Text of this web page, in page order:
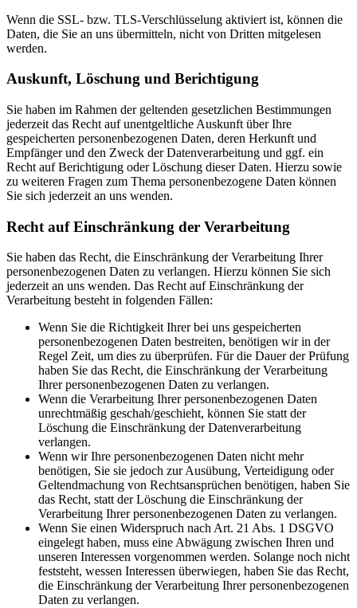
Wenn die SSL- bzw. TLS-Verschlüsselung aktiviert ist, können die
Daten, die Sie an uns übermitteln, nicht von Dritten mitgelesen
werden.
Auskunft, Löschung und Berichtigung
Sie haben im Rahmen der geltenden gesetzlichen Bestimmungen
jederzeit das Recht auf unentgeltliche Auskunft über Ihre
gespeicherten personenbezogenen Daten, deren Herkunft und
Empfänger und den Zweck der Datenverarbeitung und ggf. ein
Recht auf Berichtigung oder Löschung dieser Daten. Hierzu sowie
zu weiteren Fragen zum Thema personenbezogene Daten können
Sie sich jederzeit an uns wenden.
Recht auf Einschränkung der Verarbeitung
Sie haben das Recht, die Einschränkung der Verarbeitung Ihrer
personenbezogenen Daten zu verlangen. Hierzu können Sie sich
jederzeit an uns wenden. Das Recht auf Einschränkung der
Verarbeitung besteht in folgenden Fällen:
Wenn Sie die Richtigkeit Ihrer bei uns gespeicherten
personenbezogenen Daten bestreiten, benötigen wir in der
Regel Zeit, um dies zu überprüfen. Für die Dauer der Prüfung
haben Sie das Recht, die Einschränkung der Verarbeitung
Ihrer personenbezogenen Daten zu verlangen.
Wenn die Verarbeitung Ihrer personenbezogenen Daten
unrechtmäßig geschah/geschieht, können Sie statt der
Löschung die Einschränkung der Datenverarbeitung
verlangen.
Wenn wir Ihre personenbezogenen Daten nicht mehr
benötigen, Sie sie jedoch zur Ausübung, Verteidigung oder
Geltendmachung von Rechtsansprüchen benötigen, haben Sie
das Recht, statt der Löschung die Einschränkung der
Verarbeitung Ihrer personenbezogenen Daten zu verlangen.
Wenn Sie einen Widerspruch nach Art. 21 Abs. 1 DSGVO
eingelegt haben, muss eine Abwägung zwischen Ihren und
unseren Interessen vorgenommen werden. Solange noch nicht
feststeht, wessen Interessen überwiegen, haben Sie das Recht,
die Einschränkung der Verarbeitung Ihrer personenbezogenen
Daten zu verlangen.